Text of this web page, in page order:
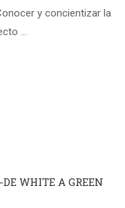
y concientizar la
…
WHITE A GREEN